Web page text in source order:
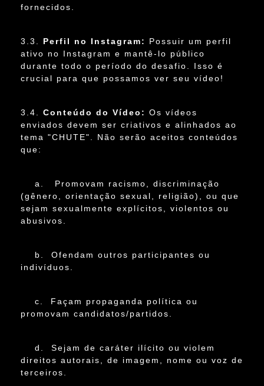
fornecidos.
3.3. Perfil no Instagram:
Possuir um perfil
ativo no Instagram e mantê-lo público
durante todo o período do desafio. Isso é
crucial para que possamos ver seu vídeo!
3.4. Conteúdo do Vídeo: Os vídeos
enviados devem ser criativos e alinhados ao
tema "CHUTE". Não serão aceitos conteúdos
que:
a. Promovam racismo, discriminação
(gênero, orientação sexual, religião), ou que
sejam sexualmente explícitos, violentos ou
abusivos.
b. Ofendam outros participantes ou
indivíduos.
c. Façam propaganda política ou
promovam candidatos/partidos.
d. Sejam de caráter ilícito ou violem
direitos autorais, de imagem, nome ou voz de
terceiros.